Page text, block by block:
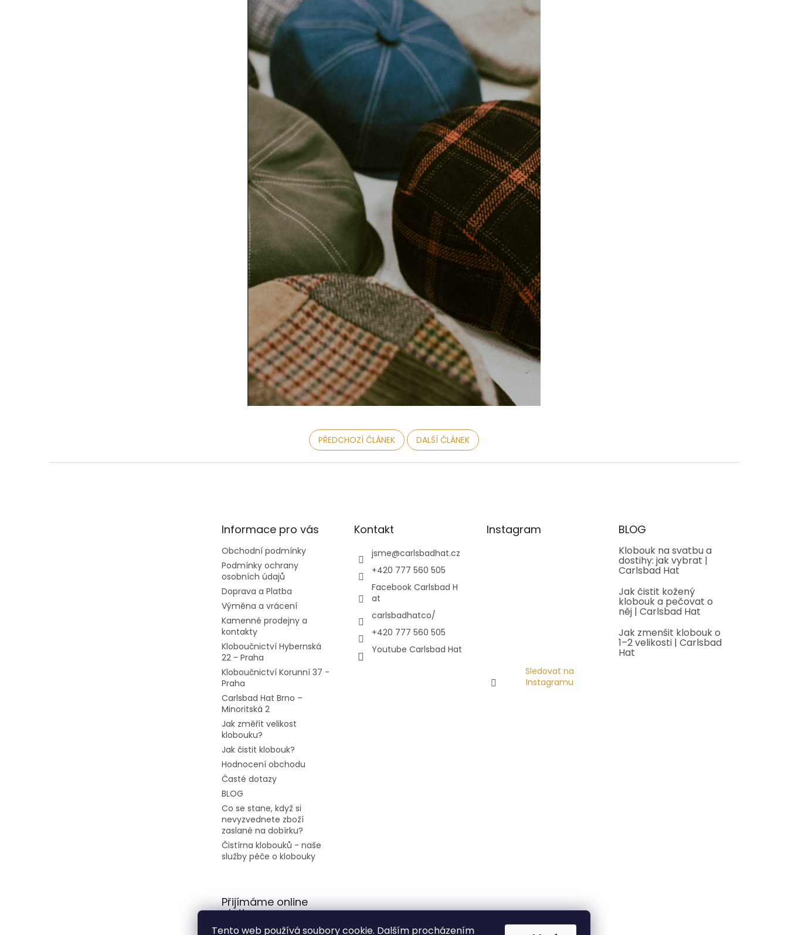
Tento web používá soubory cookie. Dalším procházením
PŘEDCHOZÍ ČLÁNEK DALŠÍ ČLÁNEK
Informace pro vás
Obchodní podmínky
Podmínky ochrany
osobních údajů
Doprava a Platba
Výměna a vrácení
Kamenné prodejny a
kontakty
Kloboučnictví Hybernská
22 - Praha
Kloboučnictví Korunní 37 -
Praha
Carlsbad Hat Brno –
Minoritská 2
Jak změřit velikost
klobouku?
Jak čistit klobouk?
Hodnocení obchodu
Časté dotazy
BLOG
Co se stane, když si
nevyzvednete zboží
zaslané na dobírku?
Čistírna klobouků - naše
služby péče o klobouky
Kontakt
jsme@carlsbadhat.cz
+420 777 560 505
Facebook Carlsbad H
at
carlsbadhatco/
+420 777 560 505
Youtube Carlsbad Hat
Instagram
Sledovat na
Instagramu
BLOG
Klobouk na svatbu a
dostihy: jak vybrat |
Carlsbad Hat
Jak čistit kožený
klobouk a pečovat o
něj | Carlsbad Hat
Jak zmenšit klobouk o
1–2 velikosti | Carlsbad
Hat
Přijímáme online
platby